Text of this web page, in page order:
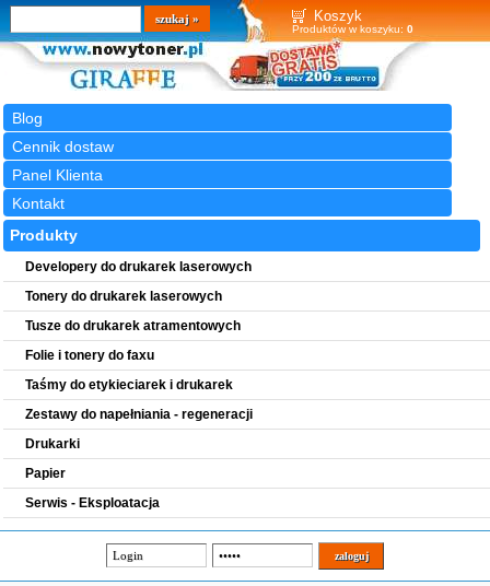
Koszyk
Produktów w koszyku: 0
Blog
Cennik dostaw
Panel Klienta
Kontakt
Wyszukiwarka
szukaj
Produkty
Developery do drukarek laserowych
Tonery do drukarek laserowych
Tusze do drukarek atramentowych
Folie i tonery do faxu
Taśmy do etykieciarek i drukarek
Zestawy do napełniania - regeneracji
Drukarki
Papier
Serwis - Eksploatacja